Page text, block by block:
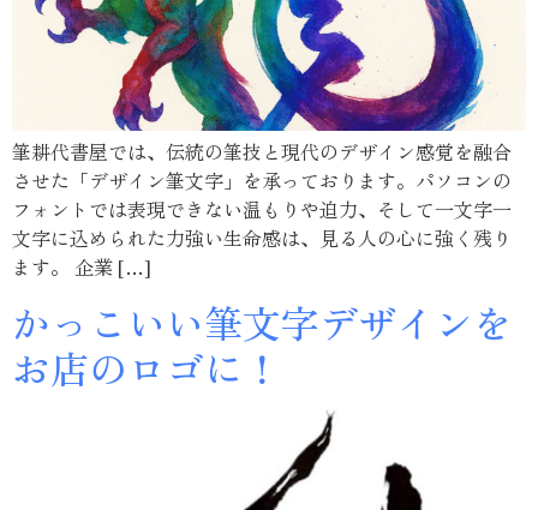
筆耕代書屋では、伝統の筆技と現代のデザイン感覚を融合
させた「デザイン筆文字」を承っております。パソコンの
フォントでは表現できない温もりや迫力、そして一文字一
文字に込められた力強い生命感は、見る人の心に強く残り
ます。 企業 […]
かっこいい筆文字デザインを
お店のロゴに！